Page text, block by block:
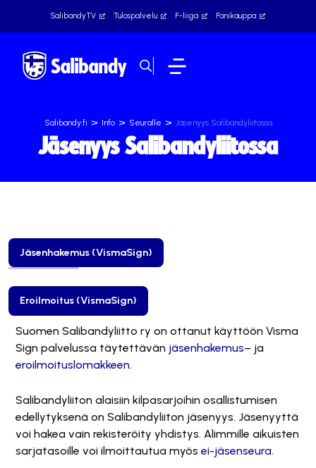
SalibandyTV Tulospalvelu F-liiga Fanikauppa
Salibandy.fi > Info > Seuralle > Jäsenyys Salibandyliitossa
Jäsenyys Salibandyliitossa
Jäsenhakemus (VismaSign)
Eroilmoitus (VismaSign)
Suomen Salibandyliitto ry on ottanut käyttöön Visma
Sign palvelussa täytettävän jäsenhakemus– ja
eroilmoituslomakkeen.
Salibandyliiton alaisiin kilpasarjoihin osallistumisen
edellytyksenä on Salibandyliiton jäsenyys. Jäsenyyttä
voi hakea vain rekisteröity yhdistys. Alimmille aikuisten
sarjatasoille voi ilmoittautua myös ei-jäsenseura.